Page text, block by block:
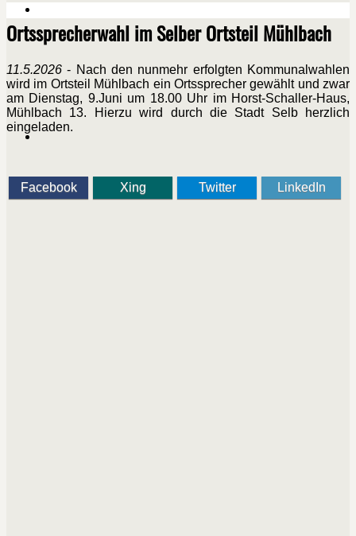
Ortssprecherwahl im Selber Ortsteil Mühlbach
11.5.2026 - Nach den nunmehr erfolgten Kommunalwahlen
wird im Ortsteil Mühlbach ein Ortssprecher gewählt und zwar
am Dienstag, 9.Juni um 18.00 Uhr im Horst-Schaller-Haus,
Mühlbach 13. Hierzu wird durch die Stadt Selb herzlich
eingeladen.
Facebook Xing Twitter LinkedIn